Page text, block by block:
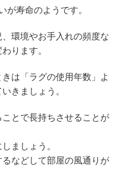
が寿命のようです。
環境やお手入れの頻度な
ります。
は「ラグの使用年数」よ
きましょう。
とで長持ちさせることが
ましょう。
などして部屋の風通りが